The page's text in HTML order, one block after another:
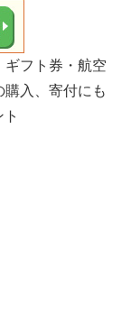
ギフト券・航空
入、寄付にも